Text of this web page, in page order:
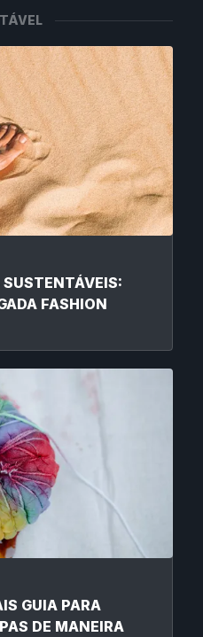
FASHION
GUIA PARA
DE MANEIRA